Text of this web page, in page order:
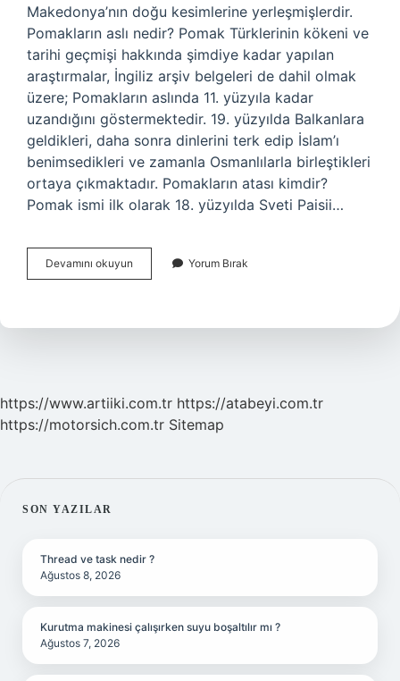
Makedonya’nın doğu kesimlerine yerleşmişlerdir.
Pomakların aslı nedir? Pomak Türklerinin kökeni ve
tarihi geçmişi hakkında şimdiye kadar yapılan
araştırmalar, İngiliz arşiv belgeleri de dahil olmak
üzere; Pomakların aslında 11. yüzyıla kadar
uzandığını göstermektedir. 19. yüzyılda Balkanlara
geldikleri, daha sonra dinlerini terk edip İslam’ı
benimsedikleri ve zamanla Osmanlılarla birleştikleri
ortaya çıkmaktadır. Pomakların atası kimdir?
Pomak ismi ilk olarak 18. yüzyılda Sveti Paisii…
Devamını okuyun Pomaklar
Arnavut
Yorum Bırak
https://www.artiiki.com.tr https://atabeyi.com.tr
https://motorsich.com.tr Sitemap
SIDEBAR
SON YAZILAR
Thread ve task nedir ?
Ağustos 8, 2026
Kurutma makinesi çalışırken suyu boşaltılır mı ?
Ağustos 7, 2026